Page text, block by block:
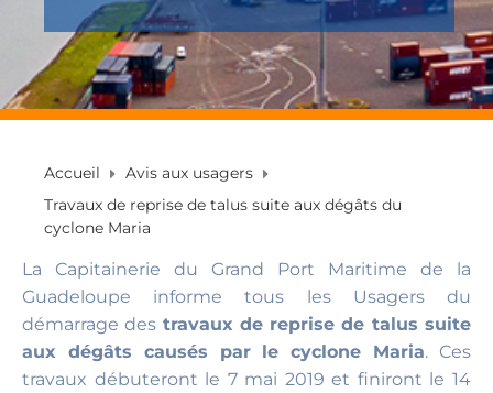
Accueil
Avis aux usagers
Travaux de reprise de talus suite aux dégâts du
cyclone Maria
La Capitainerie du Grand Port Maritime de la
Guadeloupe informe tous les Usagers du
démarrage des travaux de reprise de talus suite
aux dégâts causés par le cyclone Maria. Ces
travaux débuteront le 7 mai 2019 et finiront le 14